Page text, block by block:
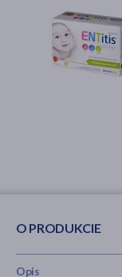
O PRODUKCIE
Opis